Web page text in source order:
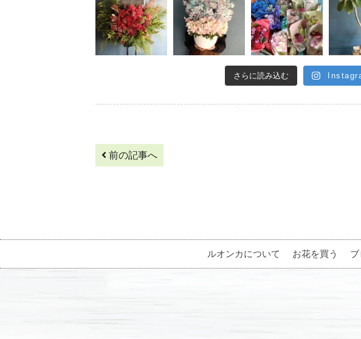
さらに読み込む
前の記事へ
ルオンカについて お花を買う